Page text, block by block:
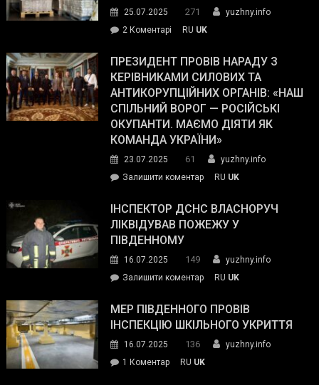
The
Street
Journal.
25.07.2025 271
yuzhny.info
2 Коментарі
Південному
працівникам
ОПЗ
з
матеріального
резерву
гуманітарну
допомогу
RU UK
ПРЕЗИДЕНТ ПРОВІВ НАРАДУ З
КЕРІВНИКАМИ СИЛОВИХ ТА
АНТИКОРУПЦІЙНИХ ОРГАНІВ: «НАШ
СПІЛЬНИЙ ВОРОГ — РОСІЙСЬКІ
ОКУПАНТИ. МАЄМО ДІЯТИ ЯК
КОМАНДА УКРАЇНИ»
23.07.2025 61
yuzhny.info
Залишити коментарon
провів
нараду
силових
та
органів:
«Наш
спільний
RU UK
ІНСПЕКТОР ДСНС ВЛАСНОРУЧ
ЛІКВІДУВАВ ПОЖЕЖУ У
ПІВДЕННОМУ
16.07.2025 149
yuzhny.info
Залишити коментарon
ДСНС
власноруч
пожежу
у
RU UK
МЕР ПІВДЕННОГО ПРОВІВ
ІНСПЕКЦІЮ ШКІЛЬНОГО УКРИТТЯ
16.07.2025 136
yuzhny.info
1 Коментардо RU UK